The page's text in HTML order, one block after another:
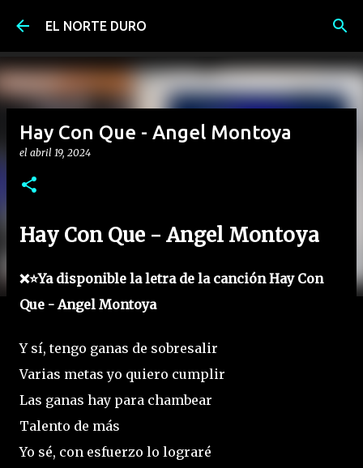
Ir al contenido principal
EL NORTE DURO
Hay Con Que - Angel Montoya
el abril 19, 2024
Hay Con Que - Angel Montoya
❌⭐Ya disponible la letra de la canción Hay Con
Que - Angel Montoya
Y sí, tengo ganas de sobresalir
Varias metas yo quiero cumplir
Las ganas hay para chambear
Talento de más
Yo sé, con esfuerzo lo lograré